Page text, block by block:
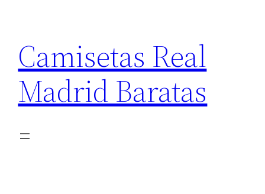
contenido
Camisetas Real
Madrid Baratas